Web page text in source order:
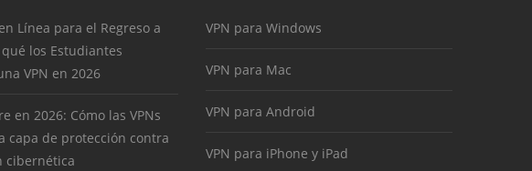
Línea para el Regreso a
qué los Estudiantes
VPN en 2026
en 2026: Cómo las VPNs
capa de protección contra
cibernética
VPN para Windows
VPN para Mac
VPN para Android
VPN para iPhone y iPad